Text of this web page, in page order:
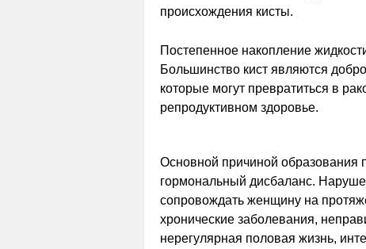
происхождения кисты.
Постепенное накопление
Большинство кист являются
которые могут превратиться в
репродуктивном здоровье.
Основной причиной образования
гормональный дисбаланс.
сопровождать женщину на
хронические заболевания,
нерегулярная половая жизнь,